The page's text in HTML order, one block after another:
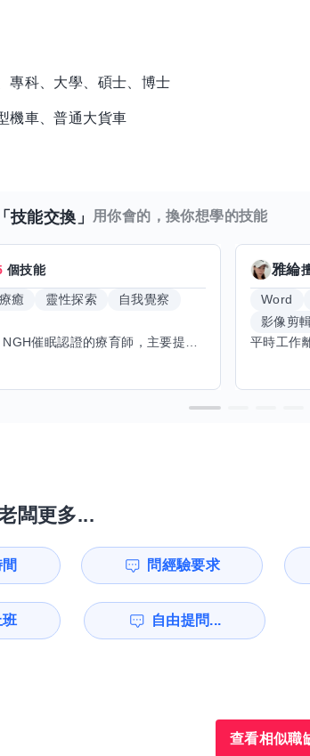
專科、大學、碩士、博士
機車、普通大貨車
技能交換」 用你會的，換你想學的技能
個技能
癒 靈性探索
自我覺察
結合靈魂療癒x NGH催眠認證的療育師，主要提供潛意識探索和靈魂導向的催眠療育。你會全程100%清醒跟我對話。
雅綸
Word
影像剪
闆更多...
問經驗要求
班 自由提問...
查看相似職